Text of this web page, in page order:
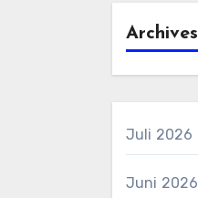
Archives
Juli 2026
Juni 2026